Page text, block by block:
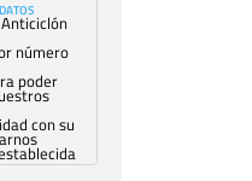
número
poder
con su